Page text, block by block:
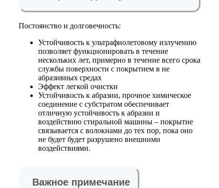
Постоянство и долговечность:
Устойчивость к ультрафиолетовому излучению
позволяет функционировать в течение
нескольких лет, примерно в течение всего срока
службы поверхности с покрытием в не
абразивных средах
Эффект легкой очистки
Устойчивость к абразии, прочное химическое
соединение с субстратом обеспечивает
отличную устойчивость к абразии и
воздействию стиральной машины – покрытие
связывается с волокнами до тех пор, пока оно
не будет будет разрушено внешними
воздействиями.
Важное примечание